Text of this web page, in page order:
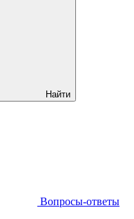
Найти
Вопросы-ответы